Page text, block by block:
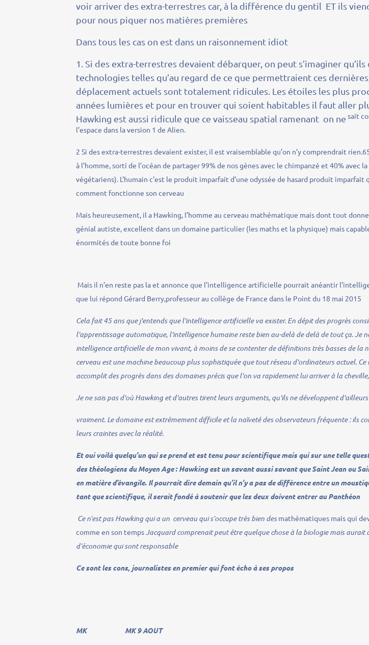
voir arriver des extra-terrestres car, à la différence du gentil ET ils
pour nous piquer nos matières premières
Dans tous les cas on est dans un raisonnement idiot
1. Si des extra-terrestres devaient débarquer, on peut s’imaginer
technologies telles qu’au regard de ce que permettraient ces
déplacement actuels sont totalement ridicules. Les étoiles les plus
années lumières et pour en trouver qui soient habitables il faut aller
Hawking est aussi ridicule que ce vaisseau spatial ramenant on ne sait
l’espace dans la version 1 de Alien.
2 Si des extra-terrestres devaient exister, il est vraisemblable qu’on n’y comprendrait
à l’homme, sorti de l’océan de partager 99% de nos gènes avec le chimpanzé et 40% avec
végétariens). L'humain c’est le produit imparfait d’une odyssée de hasard produit imparfait
comment fonctionne son cerveau
Mais heureusement, il a Hawking, l’homme au cerveau mathématique mais dont tout
génial autiste, excellent dans un domaine particulier (les maths et la physique) mais
énormités de toute bonne foi
Mais il n’en reste pas la et annonce que l’intelligence artificielle pourrait anéantir
que lui répond Gérard Berry,professeur au collège de France dans le Point du 18 mai 2015
Cela fait 45 ans que j'entends que l'intelligence artificielle va exister. En dépit des progrès
l'apprentissage automatique, l'intelligence humaine reste bien au-delà de delà de tout ça. Je
intelligence artificielle de mon vivant, à moins de se contenter de définitions très basses de la
cerveau est une machine beaucoup plus sophistiquée que tout réseau d'ordinateurs actuel. Ce
accomplit des progrès dans des domaines précis que l'on va rapidement lui arriver à la
Je ne sais pas d'où Hawking et d'autres tirent leurs arguments, qu'ils ne développent
vraiment. Le domaine est extrêmement difficile et la naïveté des observateurs fréquente : ils
leurs craintes avec la réalité.
Et oui voilà quelqu’un qui se prend et est tenu pour scientifique mais qui sur une telle
des théologiens du Moyen Age : Hawking est un savant aussi savant que Saint Jean ou
en matière d’évangile. Il pourrait dire demain qu’il n’y a pas de différence entre un
tant que scientifique, il serait fondé à soutenir que les deux doivent entrer au Panthéon
Ce n’est pas Hawking qui a un cerveau qui s’occupe très bien desmathématiques mais qui
comme en son tempsJacquard comprenait peut être quelque chose à la biologie mais aurait
d’économie qui sont responsable
Ce sont les cons, journalistes en premier qui font écho à ses propos
MK MK 9 AOUT